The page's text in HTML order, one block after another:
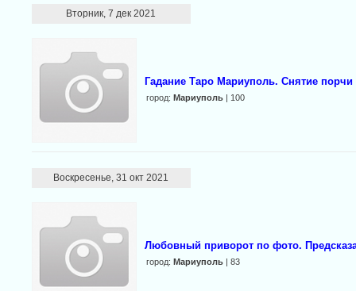
Вторник, 7 дек 2021
Гадание Таро Мариуполь. Снятие
город: Мариуполь | 100
Воскресенье, 31 окт 2021
Любовный приворот по фото.
город: Мариуполь | 83